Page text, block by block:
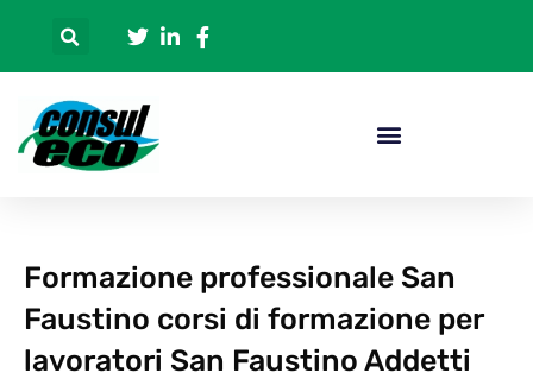
Formazione professionale San
Faustino corsi di formazione per
lavoratori San Faustino Addetti